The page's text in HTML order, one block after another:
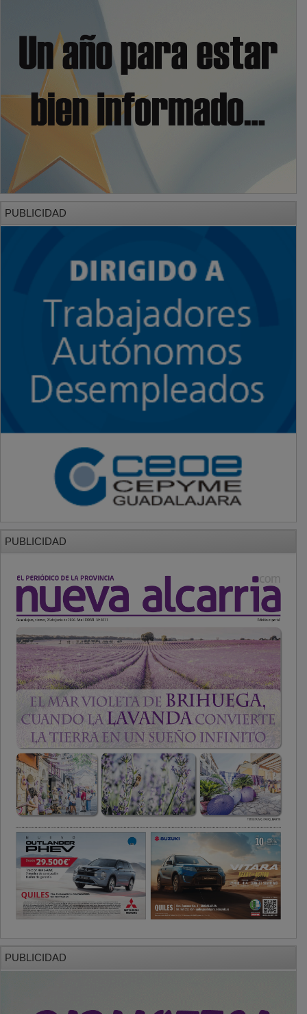
PUBLICIDAD
PUBLICIDAD
PUBLICIDAD